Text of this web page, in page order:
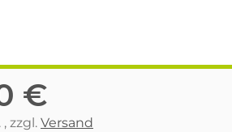
€
, zzgl. Versand